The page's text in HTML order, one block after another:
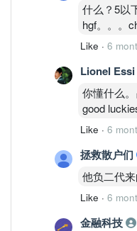
什么？5以
hgf。。。
Like · 6
Lionel Essi
你懂什么
good
Like · 6
拯救散户们
他负二代
Like · 6
金融科技